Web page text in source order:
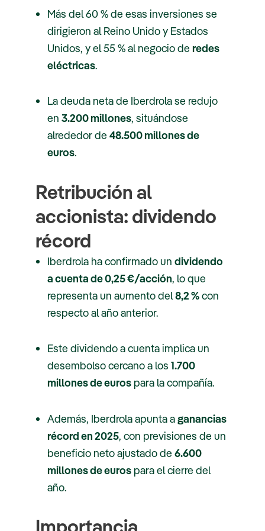
Más del 60 % de esas inversiones se
dirigieron al Reino Unido y Estados
Unidos, y el 55 % al negocio de redes
eléctricas.
La deuda neta de Iberdrola se redujo
en 3.200 millones, situándose
alrededor de 48.500 millones de
euros.
Retribución al
accionista: dividendo
récord
Iberdrola ha confirmado un dividendo
a cuenta de 0,25 €/acción, lo que
representa un aumento del8,2 %con
respecto al año anterior.
Este dividendo a cuenta implica un
desembolso cercano a los 1.700
millones de euros para la compañía.
Además, Iberdrola apunta aganancias
récord en 2025, con previsiones de un
beneficio neto ajustado de 6.600
millones de euros para el cierre del
año.
Importancia